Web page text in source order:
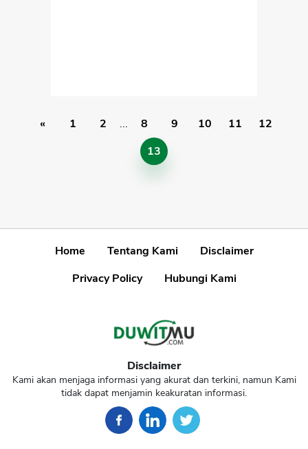
« 1 2 ... 8 9 10 11
12
13
Home Tentang Kami
Disclaimer
Privacy Policy
Hubungi Kami
Disclaimer
Kami akan menjaga informasi yang akurat dan terkini, namun Kami
tidak dapat menjamin keakuratan informasi.